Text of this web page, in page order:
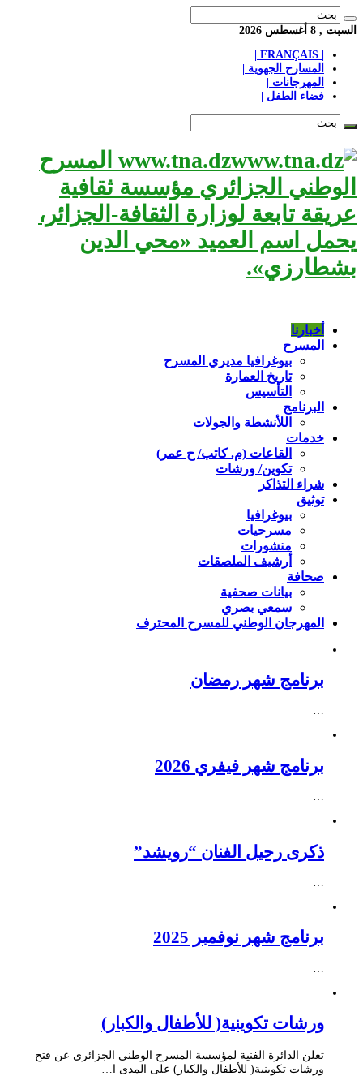
السبت , 8 أغسطس 2026
المسارح الجهوية |
المهرجانات |
فضاء الطفل |
www.tna.dz المسرح
الوطني الجزائري مؤسسة ثقافية
عريقة تابعة لوزارة الثقافة-الجزائر،
يحمل اسم العميد «محي الدين
بشطارزي».
أخبارنا
المسرح
بيوغرافيا مديري المسرح
تاريخ العمارة
التأسيس
البرنامج
اللأنشطة والجولات
خدمات
القاعات (م. كاتب/ ح عمر)
تكوين/ ورشات
شراء التذاكر
توثيق
بيوغرافيا
مسرحيات
منشورات
أرشيف الملصقات
صحافة
بيانات صحفية
سمعي بصري
المهرجان الوطني للمسرح المحترف
برنامج شهر رمضان
…
برنامج شهر فيفري 2026
…
ذكرى رحيل الفنان “رويشد”
…
برنامج شهر نوفمبر 2025
ورشات تكوينية( للأطفال والكبار)
تعلن الدائرة الفنية لمؤسسة المسرح الوطني الجزائري عن فتح
ورشات تكوينية( للأطفال والكبار) على المدى ا…